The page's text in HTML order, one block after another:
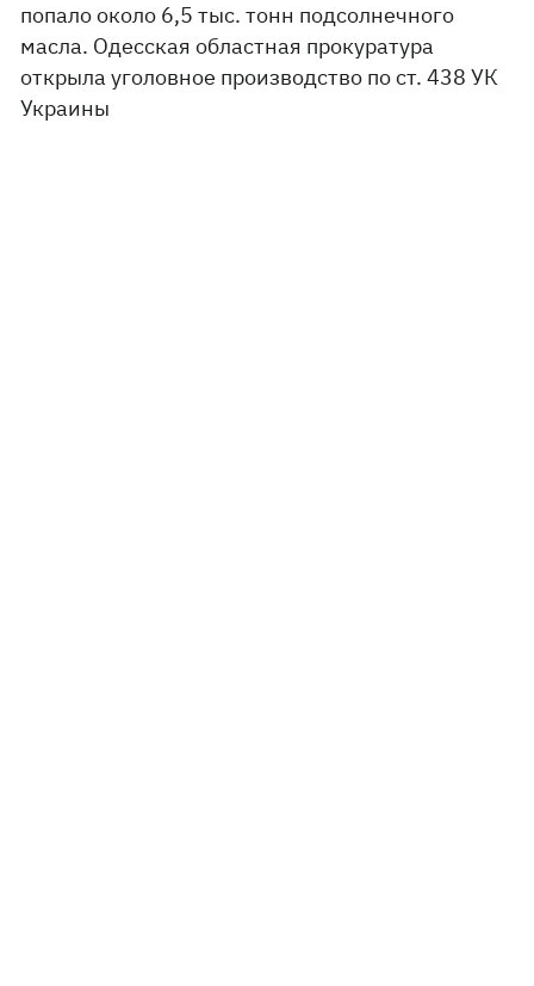
попало около 6,5 тыс. тонн подсолнечного
масла. Одесская областная прокуратура
открыла уголовное производство по ст. 438 УК
Украины